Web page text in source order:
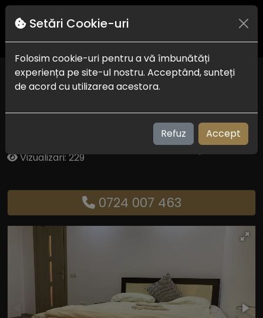
Armand Top Holiday
Vizualizari: 229
Plaja: 600 m
Check in-out: 16:00 - 11:00
0724 007 463
Setări Cookie-uri
Folosim cookie-uri pentru a vă îmbunătăți
experiența pe site-ul nostru. Acceptând, sunteți
de acord cu utilizarea acestora.
Refuz Accept